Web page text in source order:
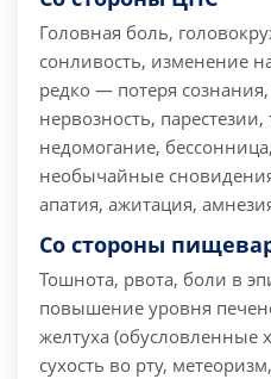
Головная боль,
сонливость, изменение
редко — потеря сознания,
нервозность,
недомогание,
необычайные
апатия, ажитация,
Со стороны
Тошнота, рвота, боли в
повышение уровня
желтуха (обусловленные
сухость во рту,